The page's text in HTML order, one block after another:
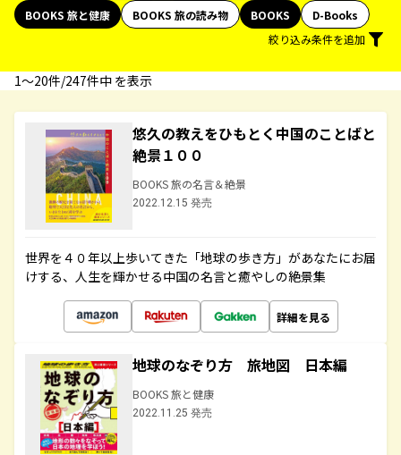
BOOKS 旅と健康
BOOKS 旅の読み物 BOOKS
D-Books
絞り込み条件を追加
1〜20件/247件中 を表示
悠久の教えをひもとく中国のことばと
絶景１００
BOOKS 旅の名言＆絶景
2022.12.15 発売
世界を４０年以上歩いてきた「地球の歩き方」があなたにお届
けする、人生を輝かせる中国の名言と癒やしの絶景集
詳細を見る
地球のなぞり方 旅地図 日本編
BOOKS 旅と健康
2022.11.25 発売